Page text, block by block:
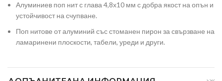
Алуминиев поп нит с глава 4,8х10 мм с добра якост на опън и
устойчивост на счупване.
Поп нитове от алуминий със стоманен пирон за свързване на
ламаринени плоскости, табели, уреди и други.